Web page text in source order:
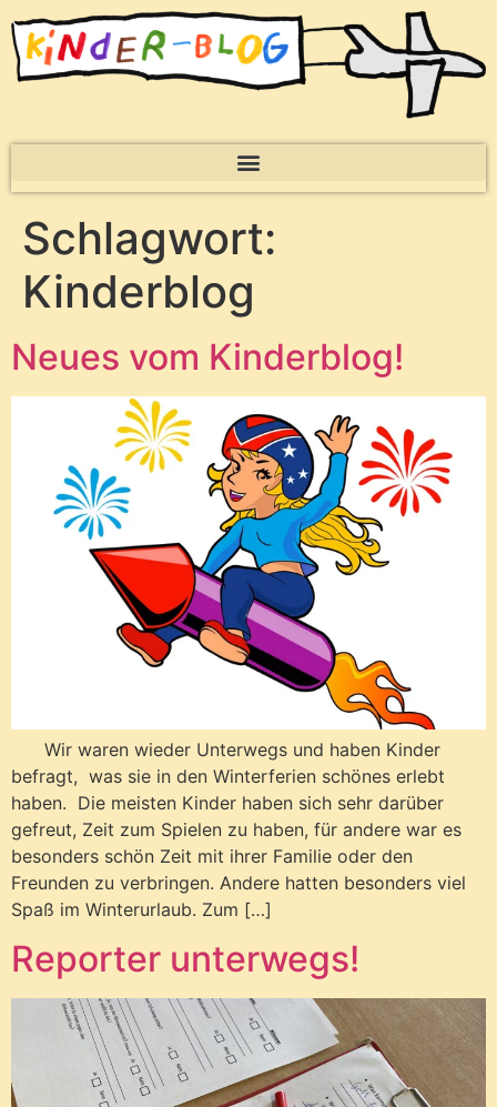
Schlagwort:
Kinderblog
Neues vom Kinderblog!
Wir waren wieder Unterwegs und haben Kinder
befragt, was sie in den Winterferien schönes erlebt
haben. Die meisten Kinder haben sich sehr darüber
gefreut, Zeit zum Spielen zu haben, für andere war es
besonders schön Zeit mit ihrer Familie oder den
Freunden zu verbringen. Andere hatten besonders viel
Spaß im Winterurlaub. Zum […]
Reporter unterwegs!